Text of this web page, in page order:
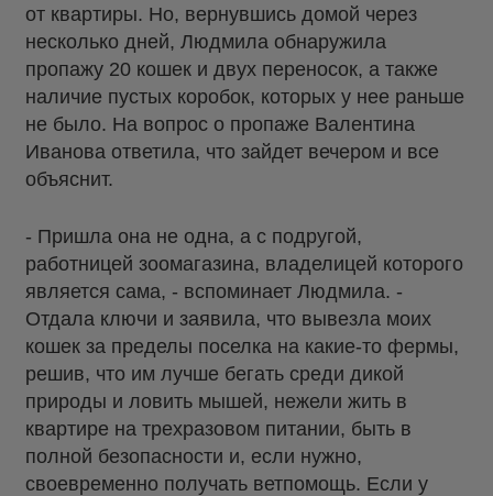
от квартиры. Но, вернувшись домой через
несколько дней, Людмила обнаружила
пропажу 20 кошек и двух переносок, а также
наличие пустых коробок, которых у нее раньше
не было. На вопрос о пропаже Валентина
Иванова ответила, что зайдет вечером и все
объяснит.
- Пришла она не одна, а с подругой,
работницей зоомагазина, владелицей которого
является сама, - вспоминает Людмила. -
Отдала ключи и заявила, что вывезла моих
кошек за пределы поселка на какие-то фермы,
решив, что им лучше бегать среди дикой
природы и ловить мышей, нежели жить в
квартире на трехразовом питании, быть в
полной безопасности и, если нужно,
своевременно получать ветпомощь. Если у